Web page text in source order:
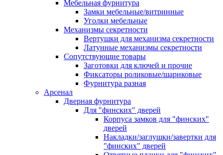
Мебельная фурнитура
Замки мебельные/витринные
Уголки мебельные
Механизмы секретности
Вертушки для механизма секретности
Латунные механизмы секретности
Сопутствующие товары
Заготовки для ключей и прочие
Фиксаторы роликовые/шариковые
Фурнитура разная
Арсенал
Дверная фурнитура
Для "финских" дверей
Корпуса замков для "финских"
дверей
Накладки/заглушки/завертки для
"финских" дверей